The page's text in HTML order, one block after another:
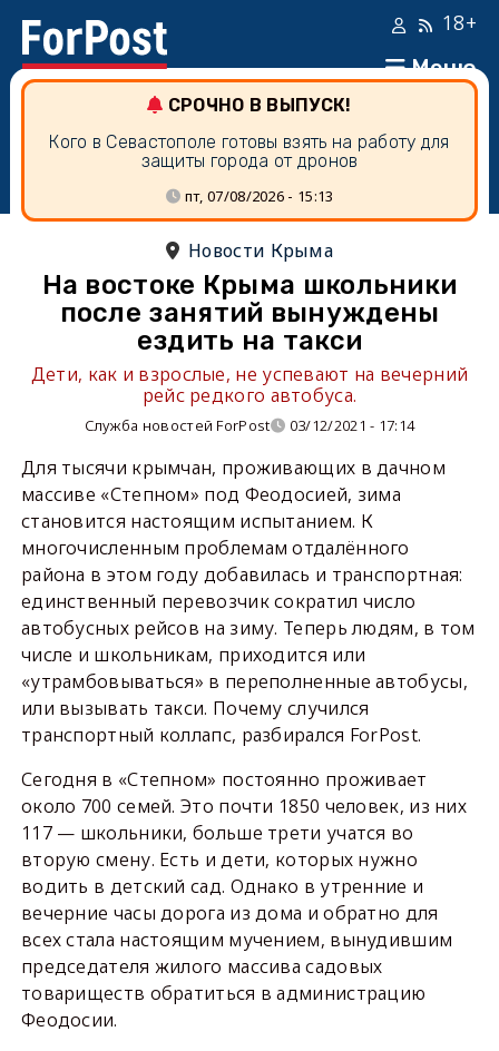
Меню
18+
СРОЧНО В ВЫПУСК!
Кого в Севастополе готовы взять на работу для
защиты города от дронов
пт, 07/08/2026 - 15:13
Новости Крыма
На востоке Крыма школьники
после занятий вынуждены
ездить на такси
Дети, как и взрослые, не успевают на вечерний
рейс редкого автобуса.
Служба новостей ForPost 03/12/2021 - 17:14
Для тысячи крымчан, проживающих в дачном
массиве «Степном» под Феодосией, зима
становится настоящим испытанием. К
многочисленным проблемам отдалённого
района в этом году добавилась и транспортная:
единственный перевозчик сократил число
автобусных рейсов на зиму. Теперь людям, в том
числе и школьникам, приходится или
«утрамбовываться» в переполненные автобусы,
или вызывать такси. Почему случился
транспортный коллапс, разбирался ForPost.
Сегодня в «Степном» постоянно проживает
около 700 семей. Это почти 1850 человек, из них
117 — школьники, больше трети учатся во
вторую смену. Есть и дети, которых нужно
водить в детский сад. Однако в утренние и
вечерние часы дорога из дома и обратно для
всех стала настоящим мучением, вынудившим
председателя жилого массива садовых
товариществ обратиться в администрацию
Феодосии.